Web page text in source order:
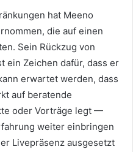
hat Meeno
die auf einen
Sein Rückzug von
ein Zeichen dafür, dass er
erwartet werden, dass
auf beratende
oder Vorträge legt —
weiter einbringen
Livepräsenz ausgesetzt